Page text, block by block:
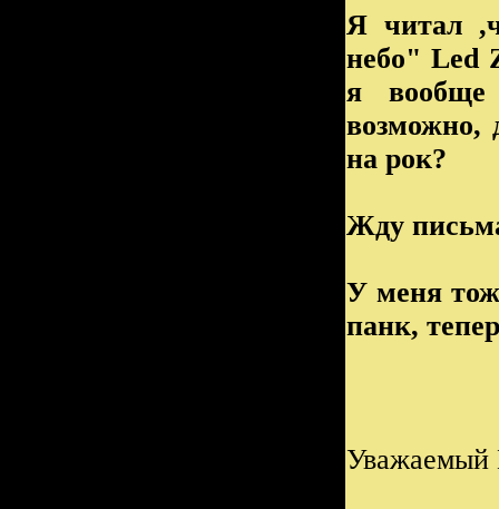
Я читал
небо" Led
я вообще
возможно,
на рок?
Жду
У меня
панк,
Уважаемый